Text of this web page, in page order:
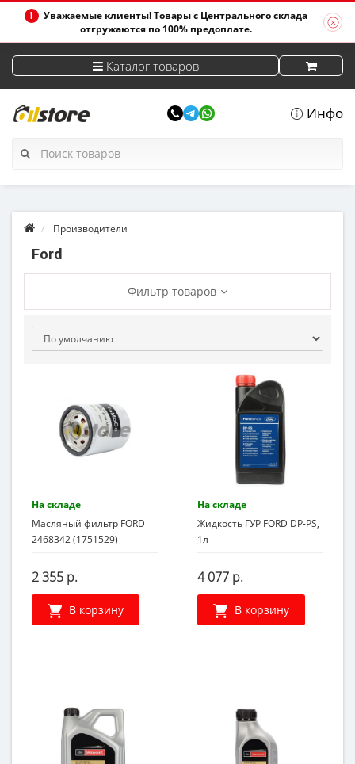
Уважаемые клиенты! Товары с Центрального склада
отгружаются по 100% предоплате.
Каталог товаров
Инфо
Производители
Ford
Фильтр товаров
На складе
Масляный фильтр FORD
2468342 (1751529)
2 355 р.
В корзину
На складе
Жидкость ГУР FORD DP-PS,
1л
4 077 р.
В корзину